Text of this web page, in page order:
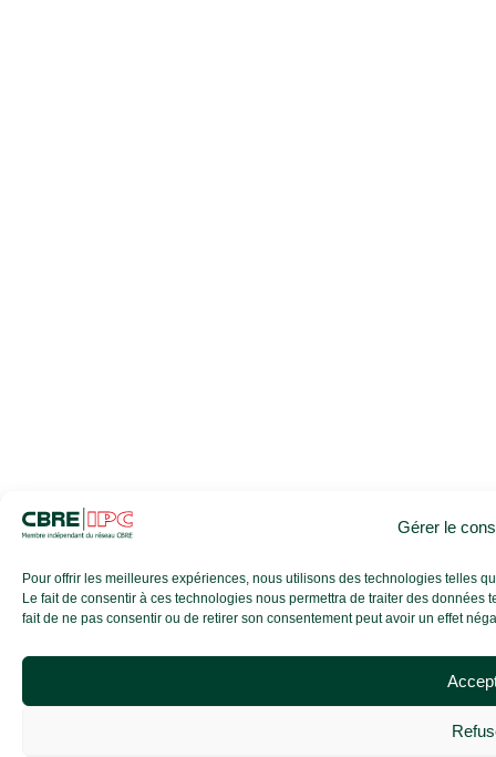
Gérer le
Pour offrir les meilleures expériences, nous utilisons des technologies telles
Le fait de consentir à ces technologies nous permettra de traiter des
fait de ne pas consentir ou de retirer son consentement peut avoir un effet